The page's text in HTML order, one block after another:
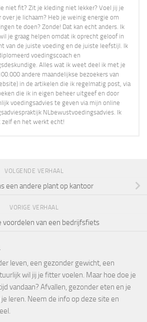
niet fit? Zit je kleding niet lekker? Voel jij je
over je lichaam? Heb je weinig energie om
te doen? Zonde! Dat kan echt anders. Ik
je graag helpen omdat ik oprecht geloof in
van de juiste voeding en de juiste leefstijl. Ik
voedingscoach en
Alles wat ik weet deel ik met je
andere maandelijkse bezoekers van
in de artikelen die ik regelmatig post, via
die ik in eigen beheer uitgeef en door
voedingsadvies te geven via mijn online
NLbewustvoedingsadvies. Ik
zelf en het werkt echt!
VOLGENDE VERHAAL
een andere plant op kantoor
VORIGE VERHAAL
voordelen van een bedrijfsfiets
leven, een gezonder gewicht, een
wil jij je fitter voelen. Maar hoe doe je
vandaan? Afvallen, gezonder eten en je
leren. Neem de info op deze site en